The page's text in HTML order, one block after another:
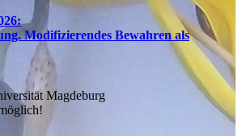
Modifizierendes Bewahren als
Magdeburg